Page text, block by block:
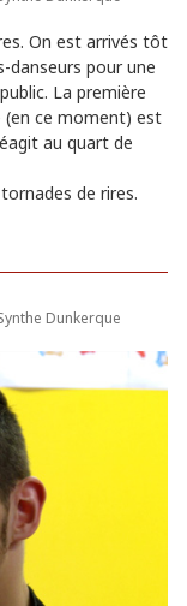
On est arrivés tôt
danseurs pour une
La première
(en ce moment) est
au quart de
de rires.
Dunkerque